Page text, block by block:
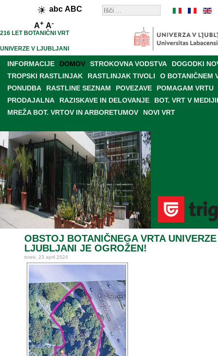
abc ABC
A+ A-
216 LET BOTANIČNI VRT
UNIVERZE V LJUBLJANI
INFORMACIJE DOMOV STROKOVNA VODSTVA
DOGODKI
TROPSKI RASTLINJAK
RASTLINJAK TIVOLI
O BOTANIČNEM
PONUDBA
RASTLINE SEZNAM POVEZAVE
POMAGAM VRTU
PRODAJALNA
RAZISKAVE IN DELOVANJE
BOT. VRT V
MREŽA BOT. VRTOV IN ARBORETUMOV
NOVI VRT
OBSTOJ BOTANIČNEGA VRTA
LJUBLJANI JE OGROŽEN!
torek, 23 april 2024